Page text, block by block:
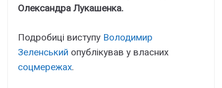
Олександра Лукашенка.
Подробиці виступу Володимир
Зеленський опублікував у власних
соцмережах.